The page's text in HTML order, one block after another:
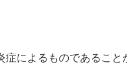
によるものであること